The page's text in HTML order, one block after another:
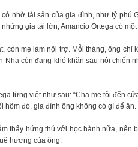
nhờ tài sản của gia đình, như tỷ phú
gia tài lớn, Amancio Ortega có
còn mẹ làm nội trợ. Mỗi tháng, ông
Nha còn đang khó khăn sau nội chiến
từng viết như sau: “Cha mẹ tôi đến
hôm đó, gia đình ông không có gì để ăn.
thấy hứng thú với học hành nữa, nên
hương của ông.